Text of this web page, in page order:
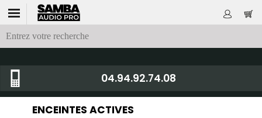
04.94.92.74.08
ENCEINTES ACTIVES